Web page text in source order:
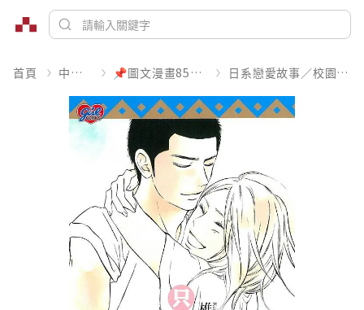
首頁 中文書 📌圖文漫畫85折起 日系戀愛故事／校園青春